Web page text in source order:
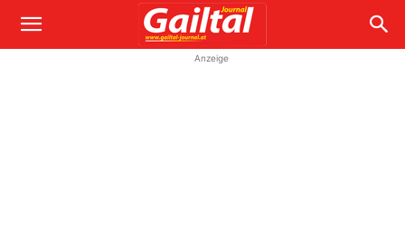
Anzeige